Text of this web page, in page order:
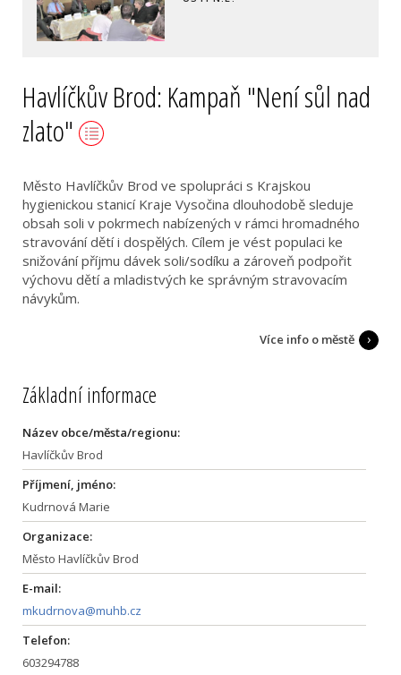
Havlíčkův Brod: Kampaň "Není sůl nad
zlato"
Město Havlíčkův Brod ve spolupráci s Krajskou
hygienickou stanicí Kraje Vysočina dlouhodobě sleduje
obsah soli v pokrmech nabízených v rámci hromadného
stravování dětí i dospělých. Cílem je vést populaci ke
snižování příjmu dávek soli/sodíku a zároveň podpořit
výchovu dětí a mladistvých ke správným stravovacím
návykům.
Více info o městě
Základní informace
Název obce/města/regionu:
Havlíčkův Brod
Příjmení, jméno:
Kudrnová Marie
Organizace:
Město Havlíčkův Brod
E-mail:
mkudrnova@muhb.cz
Telefon:
603294788